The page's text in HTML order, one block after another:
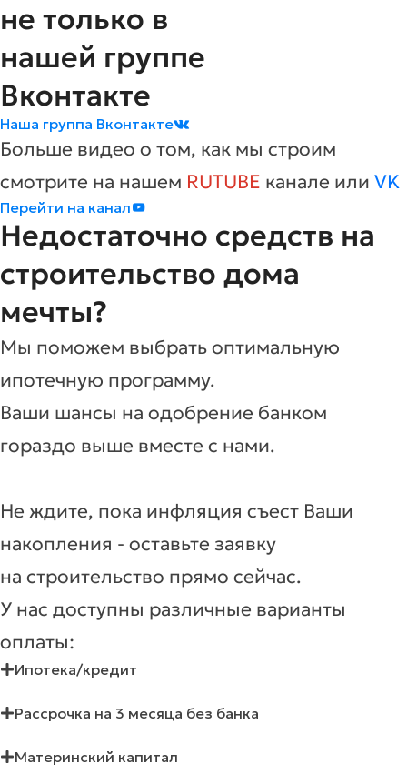
не только в
нашей группе
Вконтакте
Наша группа Вконтакте
Больше видео о том, как мы строим
смотрите на нашем RUTUBE канале или VK
Перейти на канал
Недостаточно средств на
строительство дома
мечты?
Мы поможем выбрать оптимальную
ипотечную программу.
Ваши шансы на одобрение банком
гораздо выше вместе с нами.
Не ждите, пока инфляция съест Ваши
накопления - оставьте заявку
на строительство прямо сейчас.
У нас доступны различные варианты
оплаты:
Ипотека/кредит
Рассрочка на 3 месяца без банка
Материнский капитал